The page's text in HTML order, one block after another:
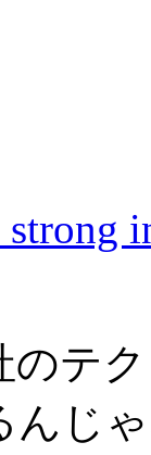
strong
のテ
んじ